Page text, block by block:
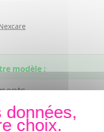
modèle :